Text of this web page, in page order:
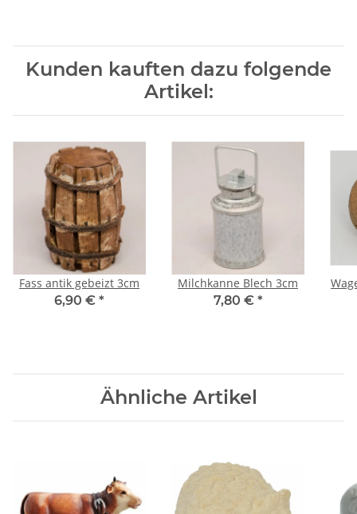
Kunden kauften dazu folgende
Artikel:
Fass antik gebeizt 3cm
6,90 € *
Milchkanne Blech 3cm
7,80 € *
Ähnliche Artikel